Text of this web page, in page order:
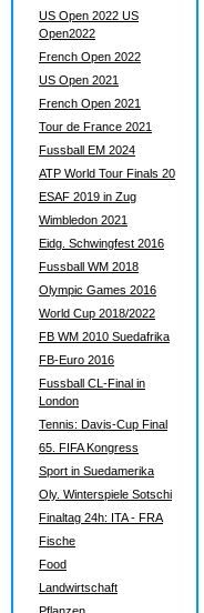
US Open 2022 US
Open2022
French Open 2022
US Open 2021
French Open 2021
Tour de France 2021
Fussball EM 2024
ATP World Tour Finals 20
ESAF 2019 in Zug
Wimbledon 2021
Eidg. Schwingfest 2016
Fussball WM 2018
Olympic Games 2016
World Cup 2018/2022
FB WM 2010 Suedafrika
FB-Euro 2016
Fussball CL-Final in
London
Tennis: Davis-Cup Final
65. FIFA Kongress
Sport in Suedamerika
Oly. Winterspiele Sotschi
Finaltag 24h: ITA - FRA
Fische
Food
Landwirtschaft